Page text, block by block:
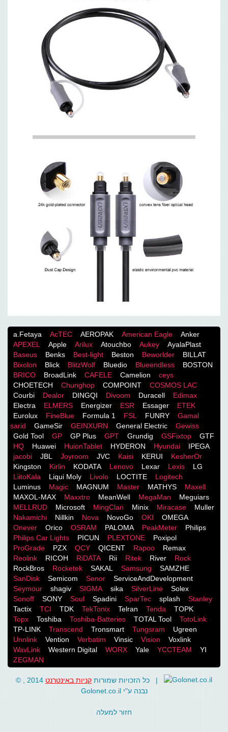
a.Fetaya AcTEC AEROPAK American Eagle
Anker
APEXEL
Apple Arilux Atouchbo Aukey
AyalaPlast
Baseus
Benks Best-light Beston Beworlder
BILLAT
Bixolon
Blick BlitzWolf Bluedio Blueendless
BOSTON
BRICO
BroadLink CAFELE Camelion
ceys
CHOETECH
Chunghop COMPOINT
COSMOS LACֹ
Courbi
Dealor DINGQI Divoom Duracell
Edimax
Electra
ELMERS Energizer ESR Essager
ETEK
Eurolux
FineBlue Formula 1 FSL FUNRY
Gamal
sarid
GameSir GEINXURN General Electric
Gewiss
Gold Tool
GP GP Plus GPT Grundig GSFixtop
GTF
HQ
Huawei HuionTablet HYDERON Hyundai
IPEGA
jacobi
JBL Joyroom JVC Kaisi KERUI
KesherOr
Kingston
Kirlin KODATA Lenovo Lexar Lexis
LG
LiitoKala
Liqui Moly Livolo LOCTITE
Logitech
Luminus
Magic MAGNUM Master MATHYS
Maxell
MAXOL-MAX
Maxxtro MeanWell MegaMan
Meguiars
MELLRUD
Microsoft MingClan Minix Miracase
Muller
Nakamichi
Nillkin Nova NovoGo OKI
OMEGA
Onever
Orico OSRAM PALOMA PeakMeter
Philips
Philips Car Lights
PICUN PLEXTONE
Poxipol
ProGrade
PZX QCY QICENT Rapoo
Remax
Reolink
RICOH RiDATA Rii Ritek River
Rock
RockBros
Rocketek SAKAL Samsung
SAMZHE
SanDisk
Semicom Senor
ServiceAndDevelopment
Seymour
shagiv SIGMA sika SilverLine
Solex
Sonoff
SONY Soul Spadini SparTec splash
Stanley
Tactix
TCI TDK TekTonix Telran Tenda
TOPK
Topx
Toshiba Toshiba-Batteries TOTAL Tool
TotoLink
TP-LINK
Transcend Tronsmart Tungsram
Ugreen
Unnlink
Vention Verbatim Vinsic Vision
Voxlink
WavLink
Western Digital WORX Yale YCCTEAM
YI
ZEGMAN
© , 2014 כל הזכויות שמורות קניות באינטרנט
|
Golonet.co.il נבנה ע"י
חזור למעלה